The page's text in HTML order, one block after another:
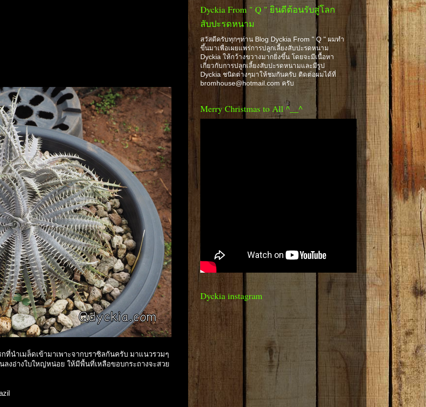
ที่นำเมล็ดเข้ามาเพาะจากบราซิลกันครับ มาแนวรวมๆ
ลงอ่างใบใหญ่หน่อย ให้มีพื้นที่เหลือขอบกระถางจะสวย
Dyckia From " Q " ยินดีต้อนรับสู่โลก
สับปะรดหนาม
สวัสดีครับทุกๆท่าน Blog Dyckia From " Q " ผมทำ
ขึ้นมาเพื่อเผยแพร่การปลูกเลี้ยงสับปะรดหนาม
Dyckia ให้กว้างขวางมากยิ่งขึ้น โดยจะมีเนื้อหา
เกี่ยวกับการปลูกเลี้ยงสับปะรดหนามและมีรูป
Dyckia ชนิดต่างๆมาให้ชมกันครับ ติดต่อผมได้ที่
bromhouse@hotmail.com ครับ
Merry Christmas to All ^__^
Dyckia instagram